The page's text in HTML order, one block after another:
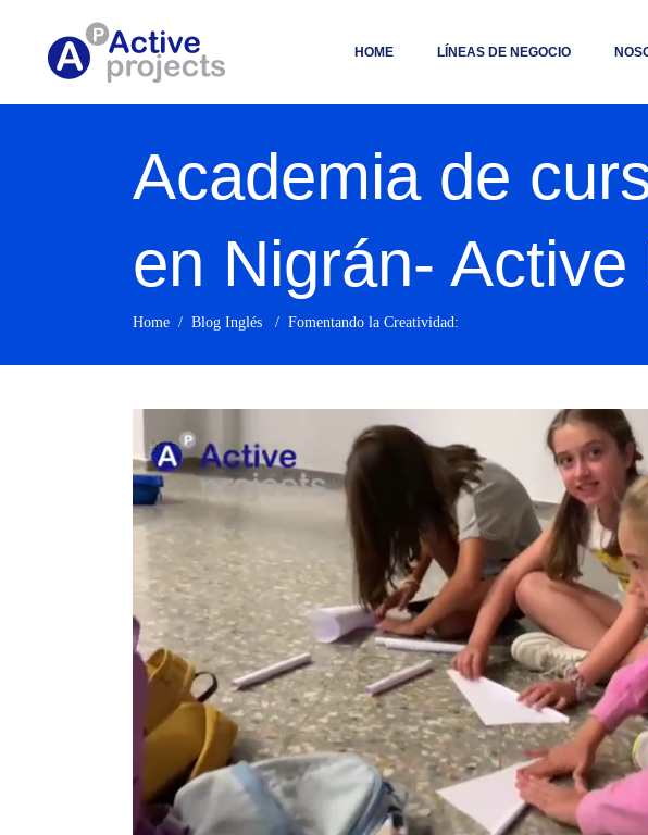
HOME LÍNEAS DE NEGOCIO
Academia de
en Nigrán- Active
Home / Blog Inglés / Fomentando la Creatividad: